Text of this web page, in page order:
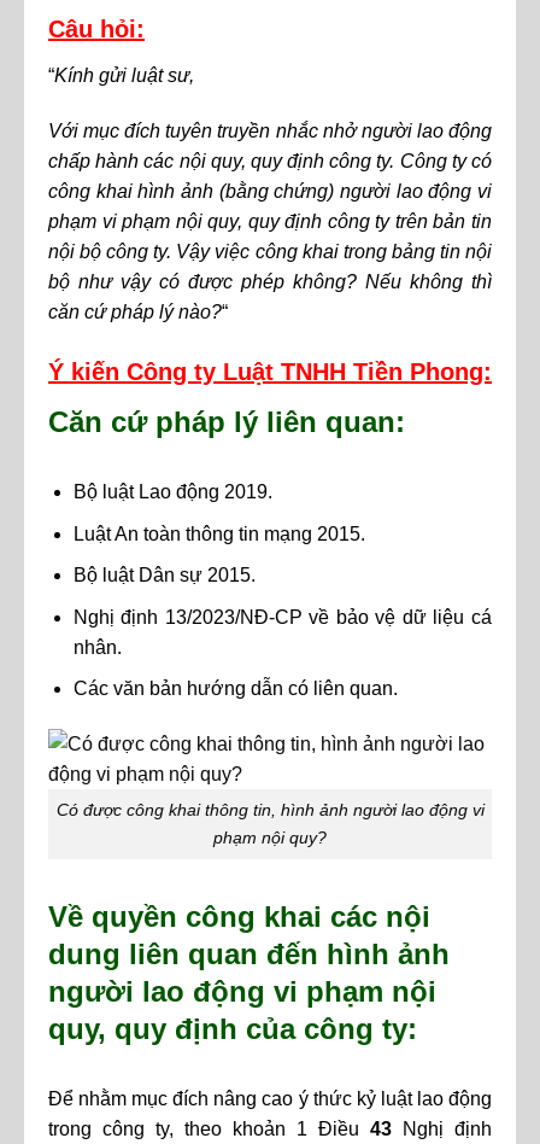
Câu hỏi:
“Kính gửi luật sư,
Với mục đích tuyên truyền nhắc nhở người lao động
chấp hành các nội quy, quy định công ty. Công ty có
công khai hình ảnh (bằng chứng) người lao động vi
phạm vi phạm nội quy, quy định công ty trên bản tin
nội bộ công ty. Vậy việc công khai trong bảng tin nội
bộ như vậy có được phép không? Nếu không thì
căn cứ pháp lý nào?“
Ý kiến Công ty Luật TNHH Tiền Phong:
Căn cứ pháp lý liên quan:
Bộ luật Lao động 2019.
Luật An toàn thông tin mạng 2015.
Bộ luật Dân sự 2015.
Nghị định 13/2023/NĐ-CP về bảo vệ dữ liệu cá
nhân.
Các văn bản hướng dẫn có liên quan.
Có được công khai thông tin, hình ảnh người lao động vi
phạm nội quy?
Về quyền công khai các nội
dung liên quan đến hình ảnh
người lao động vi phạm nội
quy, quy định của công ty:
Để nhằm mục đích nâng cao ý thức kỷ luật lao động
trong công ty, theo khoản 1 Điều 43 Nghị định